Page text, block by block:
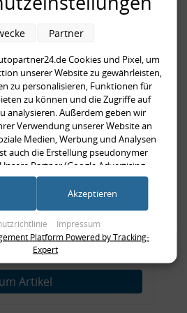
inkl. gesetzl. MwSt., zzgl. Versandkosten
Merkzettel
Artikel
mit
rot, US-Ecken,
80 Cabrio, Typ 89,
Nr.: 8G0945225 +
999,99 €
inkl. gesetzl. MwSt., zzgl.
Merkzettel
Artikel
Cookies und Pixel, um
unserer Website zu gewährleisten,
zu personalisieren, Funktionen für
zu können und die Zugriffe auf
analysieren. Außerdem geben wir
Verwendung unserer Website an
Medien, Werbung und Analysen
auch die Erstellung pseudonymer
Partner (Google Advertising
Informationen möglicherweise mit
die Sie ihnen bereitgestellt haben
der Dienste gesammelt haben
anderer Geräte). Ihre Einwilligung zur
und Pixeln können Sie jederzeit
auf den Datenschutz-Button links
die entsprechenden Anpassungen
vornehmen.
Impressum
Partner
Akzeptieren
Platform Powered by Tracking-
Expert